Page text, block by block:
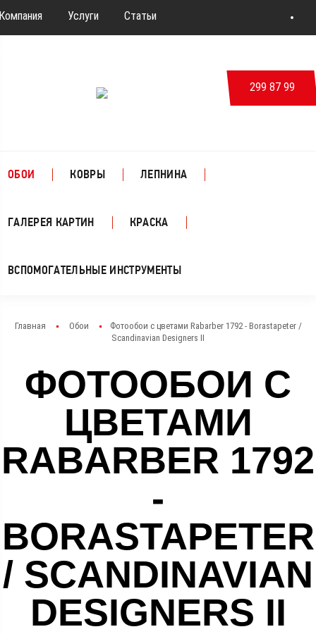
Услуги Статьи
299 87 99
ОБОИ КОВРЫ ЛЕПНИНА
ГАЛЕРЕЯ КАРТИН КРАСКА
ВСПОМОГАТЕЛЬНЫЕ ИНСТРУМЕНТЫ
Главная Обои
Фотообои с цветами Rabarber 1792 - Borastapeter /
Scandinavian Designers II
ФОТООБОИ С
ЦВЕТАМИ
RABARBER 1792
-
BORASTAPETER
/ SCANDINAVIAN
DESIGNERS II